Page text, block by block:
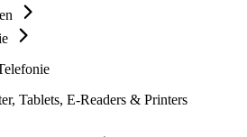
Tablets, E-Readers & Printers